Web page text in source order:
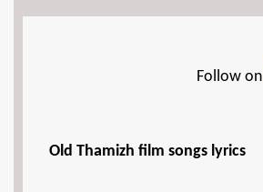
Follow on
Old Thamizh film songs lyrics